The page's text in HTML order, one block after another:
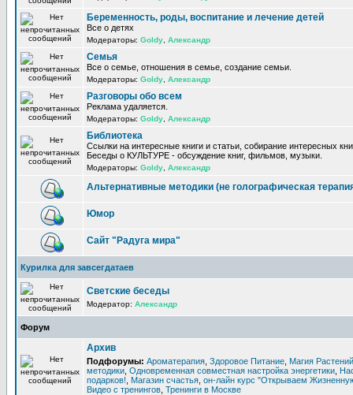
Беременность, роды, воспитание и лечение детей
Все о детях
Модераторы: Goldy Александр
Семья
Все о семье, отношения в семье, создание семьи.
Модераторы: Goldy Александр
Разговоры обо всем
Реклама удаляется.
Модераторы: Goldy Александр
Библиотека
Ссылки на интересные книги и статьи, собирание интересных
Беседы о КУЛЬТУРЕ - обсуждение книг, фильмов, музыки.
Модераторы: Goldy Александр
Альтернативные методики (не голографическая
Юмор
Сайт "Радуга мира"
Курилка для завсегдатаев
Светские беседы
Модератор: Александр
Форум
Архив
Подфорумы: Ароматерапия Здоровое Питание Магия Растений
методики Одновременная совместная настройка энергетики
подарков!
Магазин счастья он-лайн курс "Открываем
Видео с тренингов Тренинги в Москве